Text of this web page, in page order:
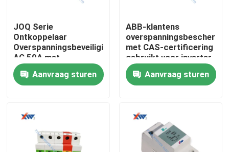
Huis
Producten
VR-show
JOQ Serie
Ontkoppelaar
Overspanningsbeveiliging
AC 50A met
Meerlaagse
Bescherming en
Zinkoxide
Railmontage
Aanvraag sturen
ABB-klantens
met CAS-certificering
gebruikt voor inverter
Aanvraag sturen